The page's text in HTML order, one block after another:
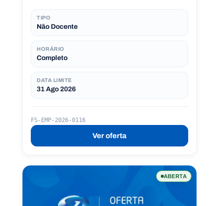
TIPO
Não Docente
HORÁRIO
Completo
DATA LIMITE
31 Ago 2026
FS-EMP-2026-0116
Ver oferta
ABERTA